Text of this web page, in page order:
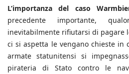
L’importanza del caso
precedente importante,
inevitabilmente rifiutarsi di pagare
ci si aspetta le vengano chieste in
armate statunitensi si
pirateria di Stato contro le